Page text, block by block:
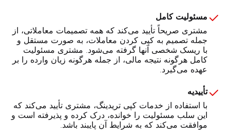
مسئولیت کامل
مشتری صریحاً تأیید می‌کند که همه تصمیمات معاملاتی، از
جمله تصمیم به کپی کردن معاملات، به صورت مستقل و
با ریسک شخصی آنها گرفته می‌شود. مشتری مسئولیت
کامل هرگونه نتیجه مالی، از جمله هرگونه زیان وارده را بر
عهده می‌گیرد.
تأییدیه
با استفاده از خدمات کپی تریدینگ، مشتری تأیید می‌کند که
این سلب مسئولیت را خوانده، درک کرده و پذیرفته است و
موافقت می‌کند که به شرایط آن پایبند باشد.